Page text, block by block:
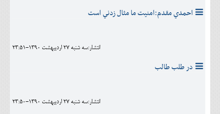
احمدي مقدم:امنيت ما مثال زدني است
انتشار:سه شنبه 27 ارديبهشت 1390-23:51
در طلب طالب
انتشار:سه شنبه 27 ارديبهشت 1390-23:50